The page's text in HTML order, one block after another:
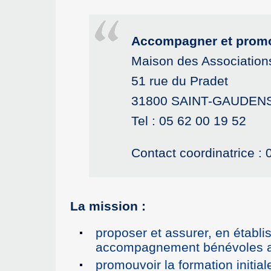
Accompagner et
Maison des
51 rue du Pradet
31800 SAINT-
Tel : 05 62 00 19 52
Contact coordinatrice :
La mission :
proposer et assurer, en
accompagnement bénévoles
promouvoir la formation